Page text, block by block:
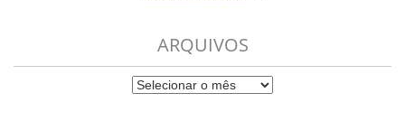
ARQUIVOS